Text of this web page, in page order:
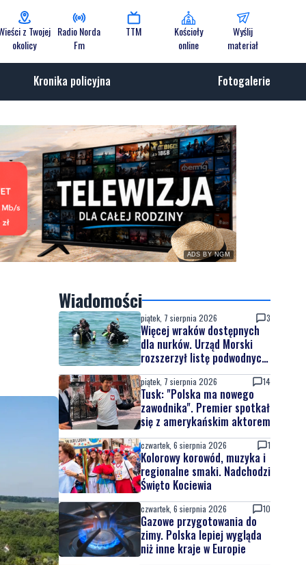
z Twojej
okolicy
Radio Norda
Fm
TTM
Kościoły
online
Wyślij
materiał
Kronika policyjna Fotogalerie
ADS BY NGM
Wiadomości
piątek, 7 sierpnia 2026 3
Więcej wraków dostępnych
dla nurków. Urząd Morski
rozszerzył listę podwodnych
atrakcji
piątek, 7 sierpnia 2026 14
Tusk: "Polska ma nowego
zawodnika". Premier spotkał
się z amerykańskim aktorem
czwartek, 6 sierpnia 2026 1
Kolorowy korowód, muzyka i
regionalne smaki. Nadchodzi
Święto Kociewia
czwartek, 6 sierpnia 2026 10
Gazowe przygotowania do
zimy. Polska lepiej wygląda
niż inne kraje w Europie